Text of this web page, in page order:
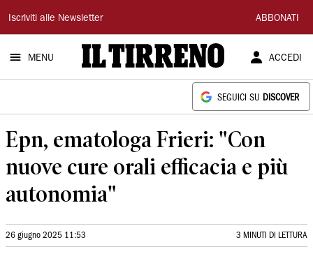
Il
Tirreno
Iscriviti alle Newsletter ABBONATI
MENU ACCEDI
SEGUICI SU DISCOVER
Epn, ematologa Frieri: "Con
nuove cure orali efficacia e più
autonomia"
26 giugno 2025 11:53 3 MINUTI DI LETTURA